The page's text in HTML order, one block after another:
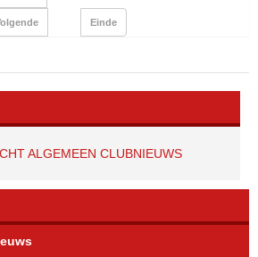
Einde
ALGEMEEN CLUBNIEUWS